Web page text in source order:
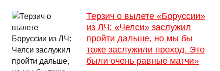
Терзич о вылете «Боруссии»
из ЛЧ: «Челси» заслужил
пройти дальше, но мы бы
тоже заслужили проход. Это
были очень равные матчи»